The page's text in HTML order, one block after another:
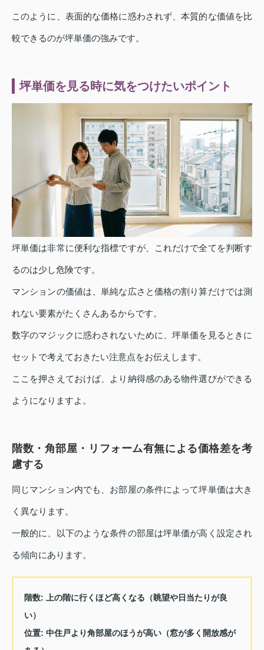
このように、表面的な価格に惑わされず、本質的な価値を比
較できるのが坪単価の強みです。
坪単価を見る時に気をつけたいポイント
坪単価は非常に便利な指標ですが、これだけで全てを判断す
るのは少し危険です。
マンションの価値は、単純な広さと価格の割り算だけでは測
れない要素がたくさんあるからです。
数字のマジックに惑わされないために、坪単価を見るときに
セットで考えておきたい注意点をお伝えします。
ここを押さえておけば、より納得感のある物件選びができる
ようになりますよ。
階数・角部屋・リフォーム有無による価格差を考
慮する
同じマンション内でも、お部屋の条件によって坪単価は大き
く異なります。
一般的に、以下のような条件の部屋は坪単価が高く設定され
る傾向にあります。
階数: 上の階に行くほど高くなる（眺望や日当たりが良
い）
位置: 中住戸より角部屋のほうが高い（窓が多く開放感が